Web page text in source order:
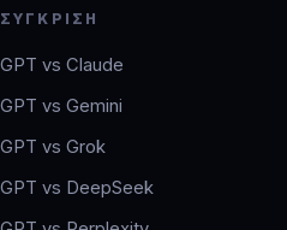
ΣΎΓΚΡΙΣΗ
GPT vs Claude
GPT vs Gemini
GPT vs Grok
GPT vs DeepSeek